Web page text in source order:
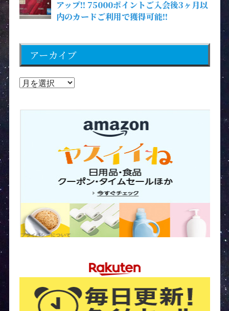
アップ!! 75000ポイントご入会後3ヶ月以
内のカードご利用で獲得可能!!
アーカイブ